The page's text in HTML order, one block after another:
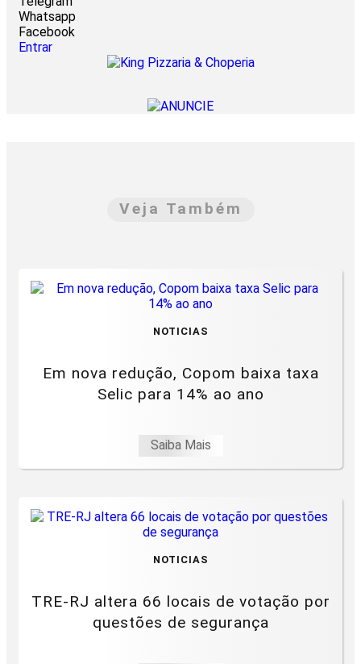
Whatsapp
Facebook
Entrar
Veja Também
NOTICIAS
Em nova redução, Copom baixa taxa
Selic para 14% ao ano
Saiba Mais
NOTICIAS
TRE-RJ altera 66 locais de votação por
questões de segurança